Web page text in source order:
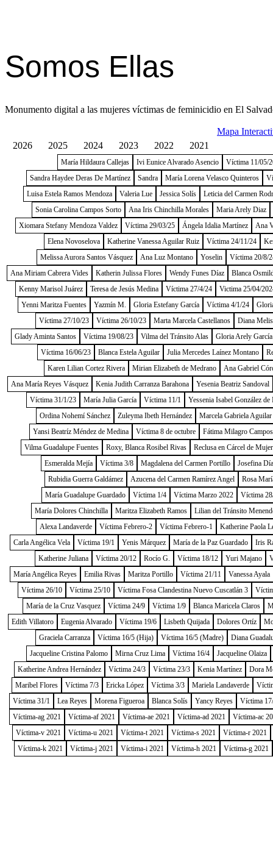
Somos Ellas
Monumento digital a las mujeres víctimas de feminicidio en El
Mapa
2026
2025 2024 2023 2022 2021
María Hildaura Callejas Ivi Eunice Alvarado Asencio
Víctima 11/05/
Sandra Haydee Deras De Martínez
Sandra María Lorena Velasco Quinteros
Luisa Estela Ramos Mendoza
Valeria Lue Jessica Solís
Leticia del Carmen
Sonia Carolina Campos Sorto
Ana Iris Chinchilla Morales
Maria Arely Diaz
Xiomara Stefany Mendoza Valdez
Víctima 29/03/25 Ángela Idalia Martínez
Ana
Elena Novoselova
Katherine Vanessa Aguilar Ruiz Víctima 24/11/24
Melissa Aurora Santos Vásquez
Ana Luz Montano Yoselin
Víctima 20/8/
Ana Miriam Cabrera Vides
Katherin Julissa Flores Wendy Funes Díaz
Blanca
Kenny Marisol Juárez
Teresa de Jesús Medina Víctima 27/4/24
Victima 25/04/
Yenni Maritza Fuentes
Yazmín M. Gloria Estefany García Víctima 4/1/24
Víctima 27/10/23
Víctima 26/10/23 Marta Marcela Castellanos
Diana
Glady Aminta Santos
Víctima 19/08/23 Vilma del Tránsito Alas
Gloria Arely García
Víctima 16/06/23
Blanca Estela Aguilar Julia Mercedes Laínez Montano
Karen Lilian Cortez Rivera
Mirian Elizabeth de Medrano
Ana Gabriel
Ana María Reyes Vásquez
Kenia Judith Carranza Barahona
Yesenia Beatriz Sandoval
Víctima 31/1/23
María Julia García Víctima 11/1
Yessenia Isabel González
Ordina Nohemí Sánchez
Zuleyma Ibeth Hernández
Marcela Gabriela Aguilar
Yansi Beatríz Méndez de Medina
Víctima 8 de octubre
Fátima Milagro Campos
Vilma Guadalupe Fuentes
Roxy, Blanca Rosibel Rivas
Reclusa en Cárcel de
Esmeralda Mejía
Víctima 3/8 Magdalena del Carmen Portillo
Josefina
Rubidia Guerra Galdámez
Azucena del Carmen Ramírez Angel
Rosa
María Guadalupe Guardado
Víctima 1/4 Víctima Marzo 2022
Víctima
María Dolores Chinchilla
Maritza Elizabeth Ramos
Lilian del Tránsito
Alexa Landaverde
Víctima Febrero-2 Víctima Febrero-1
Katherine Paola
Carla Angélica Vela
Víctima 19/1 Yenis Márquez María de la Paz Guardado
Iris
Katherine Juliana
Víctima 20/12 Rocío G. Víctima 18/12 Yuri Majano
María Angélica Reyes
Emilia Rivas Maritza Portillo Víctima 21/11
Vanessa Ayala
Víctima 26/10
Víctima 25/10 Víctima Fosa Clandestina Nuevo Cuscatlán 3
María de la Cruz Vasquez
Víctima 24/9 Víctima 1/9 Blanca Maricela Claros
Edith Villatoro
Eugenia Alvarado Víctima 19/6 Lisbeth Quijada Dolores Ortíz
Graciela Carranza
Víctima 16/5 (Hija) Víctima 16/5 (Madre)
Diana
Jacqueline Cristina Palomo
Mirna Cruz Lima Víctima 16/4
Jacqueline Olaiza
Katherine Andrea Hernández
Víctima 24/3 Víctima 23/3 Kenia Martínez
Dora
Maribel Flores
Víctima 7/3 Ericka López Víctima 3/3 Mariela Landaverde
Víctima 31/1
Lea Reyes Morena Figueroa Blanca Solís Yancy Reyes
Víctima
Víctima-ag 2021
Víctima-af 2021 Víctima-ae 2021 Víctima-ad 2021
Víctima-ac
Víctima-v 2021
Víctima-u 2021 Víctima-t 2021 Víctima-s 2021
Víctima-r 2021
Víctima-k 2021
Víctima-j 2021 Víctima-i 2021 Víctima-h 2021 Víctima-g 2021